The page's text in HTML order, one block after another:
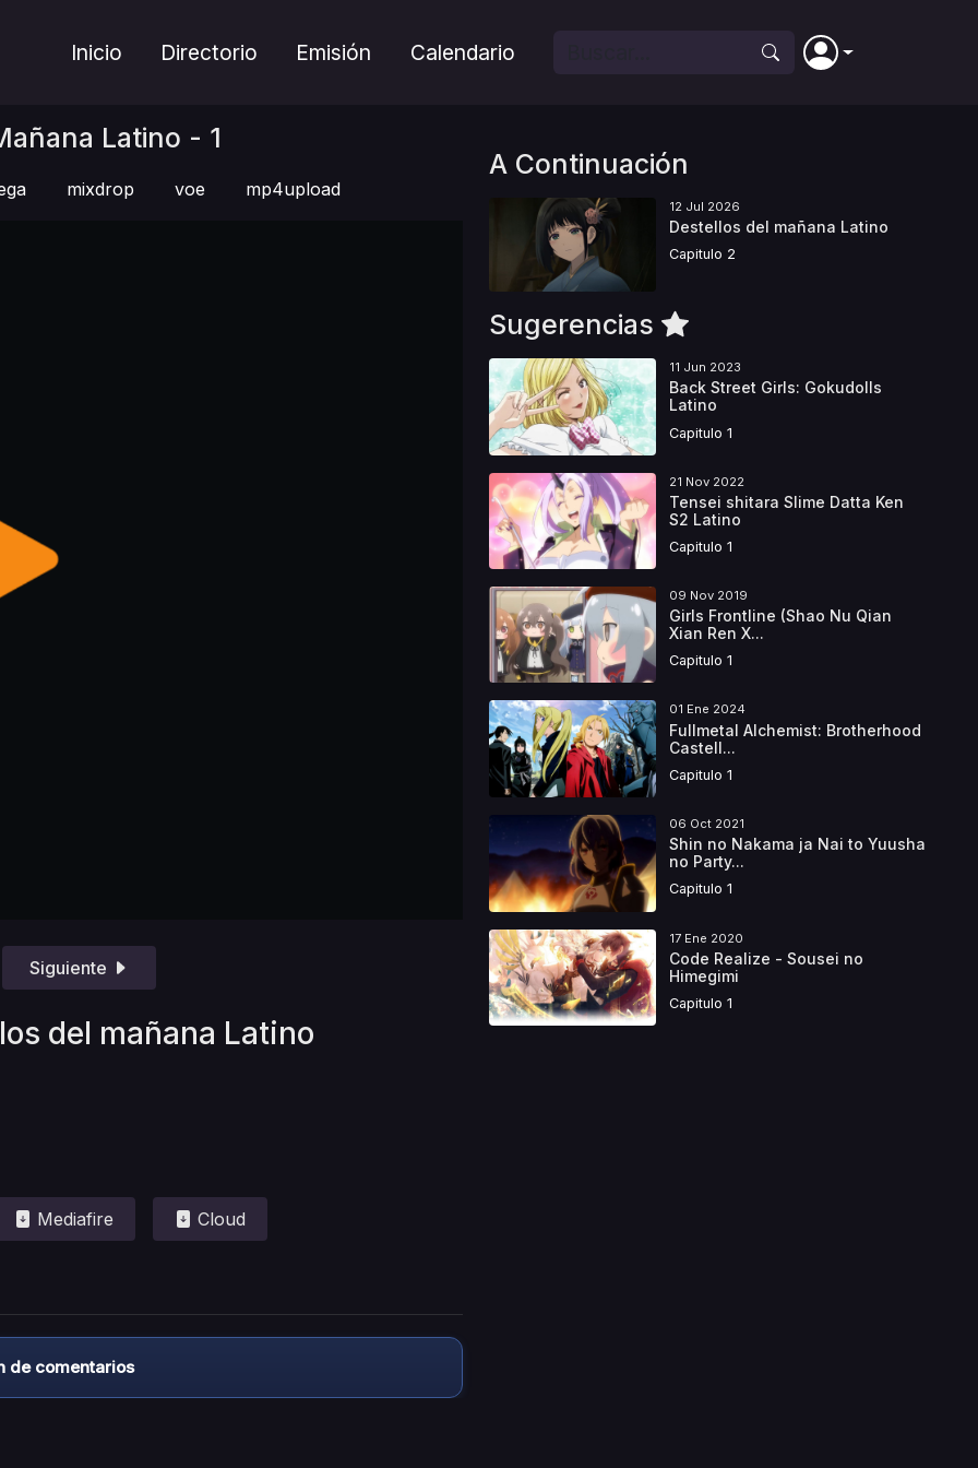
Inicio Directorio Emisión Calendario
Latino - 1
mixdrop voe mp4upload
Siguiente
del mañana Latino
Mediafire Cloud
de comentarios
A Continuación
12 Jul 2026
Destellos del mañana Latino
Capitulo 2
Sugerencias
11 Jun 2023
Back Street Girls: Gokudolls
Latino
Capitulo 1
21 Nov 2022
Tensei shitara Slime Datta Ken
S2 Latino
Capitulo 1
09 Nov 2019
Girls Frontline (Shao Nu Qian
Xian Ren X...
Capitulo 1
01 Ene 2024
Fullmetal Alchemist: Brotherhood
Castell...
Capitulo 1
06 Oct 2021
Shin no Nakama ja Nai to Yuusha
no Party...
Capitulo 1
17 Ene 2020
Code Realize - Sousei no
Himegimi
Capitulo 1